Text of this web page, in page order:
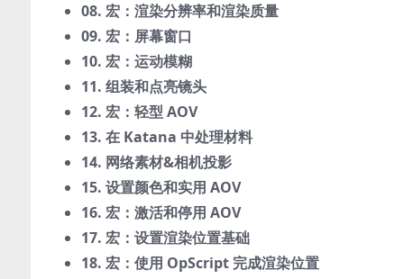
08. 宏：渲染分辨率和渲染质量
09. 宏：屏幕窗口
10. 宏：运动模糊
11. 组装和点亮镜头
12. 宏：轻型 AOV
13. 在 Katana 中处理材料
14. 网络素材&相机投影
15. 设置颜色和实用 AOV
16. 宏：激活和停用 AOV
17. 宏：设置渲染位置基础
18. 宏：使用 OpScript 完成渲染位置